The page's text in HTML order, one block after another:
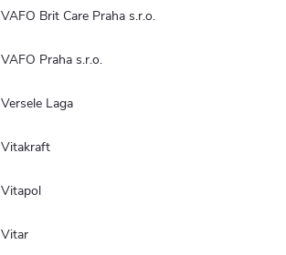
VAFO Brit Care Praha s.r.o.
VAFO Praha s.r.o.
Versele Laga
Vitakraft
Vitapol
Vitar